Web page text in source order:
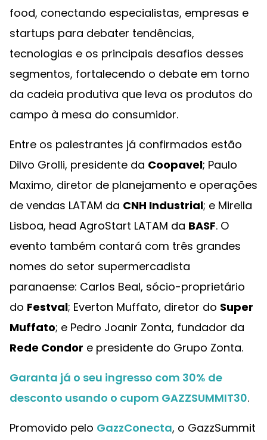
food, conectando especialistas, empresas e
startups para debater tendências,
tecnologias e os principais desafios desses
segmentos, fortalecendo o debate em torno
da cadeia produtiva que leva os produtos do
campo à mesa do consumidor.
Entre os palestrantes já confirmados estão
Dilvo Grolli, presidente da Coopavel; Paulo
Maximo, diretor de planejamento e operações
de vendas LATAM da CNH Industrial; e Mirella
Lisboa, head AgroStart LATAM da BASF. O
evento também contará com três grandes
nomes do setor supermercadista
paranaense: Carlos Beal, sócio-proprietário
do Festval; Everton Muffato, diretor do Super
Muffato; e Pedro Joanir Zonta, fundador da
Rede Condor e presidente do Grupo Zonta.
Garanta já o seu ingresso com 30% de
desconto usando o cupom GAZZSUMMIT30.
Promovido pelo GazzConecta, o GazzSummit